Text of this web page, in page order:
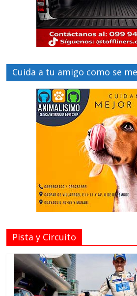
Cuida a tu amigo como se
Pista y Circuito